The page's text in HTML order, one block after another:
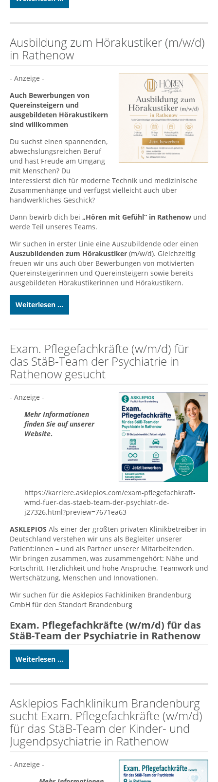
Ausbildung zum Hörakustiker (m/w/d)
in Rathenow
- Anzeige -
Auch Bewerbungen von
Quereinsteigern und
ausgebildeten Hörakustikern
sind willkommen
Du suchst einen spannenden,
abwechslungsreichen Beruf
und hast Freude am Umgang
mit Menschen? Du
interessierst dich für moderne Technik und medizinische
Zusammenhänge und verfügst vielleicht auch über
handwerkliches Geschick?
Dann bewirb dich bei „Hören mit Gefühl“ in Rathenow und
werde Teil unseres Teams.
Wir suchen in erster Linie eine Auszubildende oder einen
Auszubildenden zum Hörakustiker (m/w/d). Gleichzeitig
freuen wir uns auch über Bewerbungen von motivierten
Quereinsteigerinnen und Quereinsteigern sowie bereits
ausgebildeten Hörakustikerinnen und Hörakustikern.
Weiterlesen ...
Exam. Pflegefachkräfte (w/m/d) für
das StäB-Team der Psychiatrie in
Rathenow gesucht
- Anzeige -
Mehr Informationen
finden Sie auf unserer
Website.
https://karriere.asklepios.com/exam-pflegefachkraft-
wmd-fuer-das-staeb-team-der-psychiatr-de-
j27326.html?preview=7671ea63
ASKLEPIOS Als einer der größten privaten Klinikbetreiber in
Deutschland verstehen wir uns als Begleiter unserer
Patient:innen – und als Partner unserer Mitarbeitenden.
Wir bringen zusammen, was zusammengehört: Nähe und
Fortschritt, Herzlichkeit und hohe Ansprüche, Teamwork und
Wertschätzung, Menschen und Innovationen.
Wir suchen für die Asklepios Fachkliniken Brandenburg
GmbH für den Standort Brandenburg
Exam. Pflegefachkräfte (w/m/d) für das
StäB-Team der Psychiatrie in Rathenow
Weiterlesen ...
Asklepios Fachklinikum Brandenburg
sucht Exam. Pflegefachkräfte (w/m/d)
für das StäB-Team der Kinder- und
Jugendpsychiatrie in Rathenow
- Anzeige -